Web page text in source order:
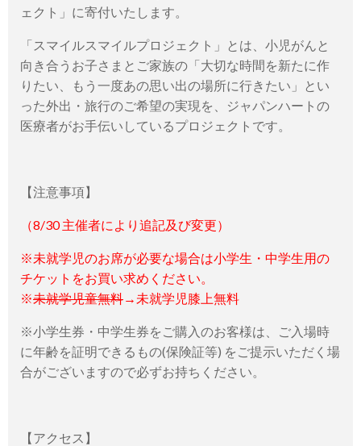
ェクト」に寄付いたします。
「スマイルスマイルプロジェクト」とは、小児がんと
向き合うお子さまとご家族の「大切な時間を新たに作
りたい、もう一度あの思い出の場所に行きたい」とい
った外出・旅行のご希望の実現を、ジャパンハートの
医療者がお手伝いしているプロジェクトです。
【注意事項】
（8/30 主催者により追記及び変更）
※未就学児のお席が必要な場合は小学生・中学生用の
チケットをお買い求めください。
※未就学児童無料→未就学児膝上無料
※小学生券・中学生券をご購入のお客様は、ご入場時
に年齢を証明できるもの(保険証等) をご提示いただく場
合がございますので必ずお持ちください。
【アクセス】